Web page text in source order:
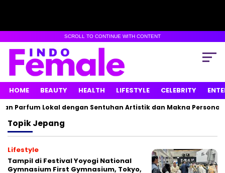
SCROLL TO CONTINUE WITH CONTENT
HOME BEAUTY HEALTH LIFESTYLE CELEBRITY
Parfum Lokal dengan Sentuhan Artistik dan Makna Personal
TopikJepang
Lifestyle
Tampil di Festival Yoyogi National
Gymnasium First Gymnasium, Tokyo,